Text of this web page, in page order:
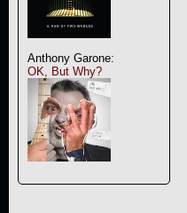
Anthony Garone:
OK, But Why?